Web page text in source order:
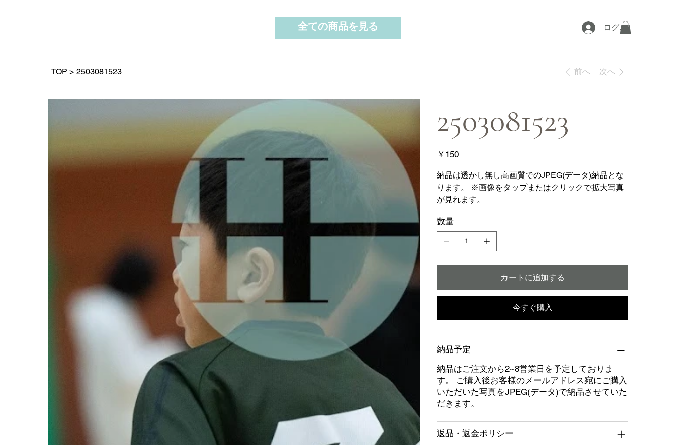
ログイン
全ての商品を見る
TOP > 2503081523 前へ 次へ
2503081523
価
格
￥150
納品は透かし無し高画質でのJPEG(データ)納品とな
ります。 ※画像をタップまたはクリックで拡大写真
が見れます。
数量
カートに追加する
今すぐ購入
納品予定
納品はご注文から2~8営業日を予定しておりま
す。 ご購入後お客様のメールアドレス宛にご購入
いただいた写真をJPEG(データ)で納品させていた
だきます。
返品・返金ポリシー